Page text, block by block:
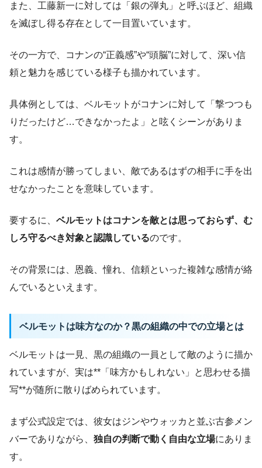
また、工藤新一に対しては「銀の弾丸」と呼ぶほど、組織
を滅ぼし得る存在として一目置いています。
その一方で、コナンの“正義感”や“頭脳”に対して、深い信
頼と魅力を感じている様子も描かれています。
具体例としては、ベルモットがコナンに対して「撃つつも
りだったけど…できなかったよ」と呟くシーンがありま
す。
これは感情が勝ってしまい、敵であるはずの相手に手を出
せなかったことを意味しています。
要するに、 ベルモットはコナンを敵とは思っておらず、む
しろ守るべき対象と認識しているのです。
その背景には、恩義、憧れ、信頼といった複雑な感情が絡
んでいるといえます。
ベルモットは味方なのか？黒の組織の中での立場とは
ベルモットは一見、黒の組織の一員として敵のように描か
れていますが、実は**「味方かもしれない」と思わせる描
写**が随所に散りばめられています。
まず公式設定では、彼女はジンやウォッカと並ぶ古参メン
バーでありながら、 独自の判断で動く自由な立場にありま
す。